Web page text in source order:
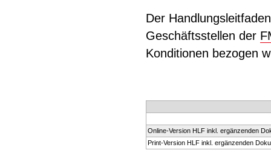
Der
Geschäftsstellen der
Konditionen bezogen
Online-Version HLF inkl. ergänzenden
Print-Version HLF inkl. ergänzenden